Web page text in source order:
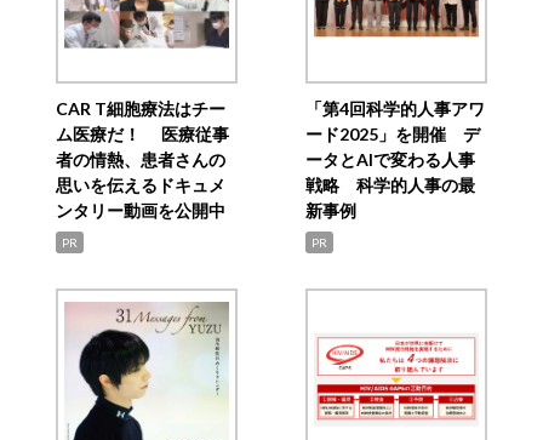
CAR T細胞療法はチー
ム医療だ！ 医療従事
者の情熱、患者さんの
思いを伝えるドキュメ
ンタリー動画を公開中
PR
「第4回科学的人事アワ
ード2025」を開催 デ
ータとAIで変わる人事
戦略 科学的人事の最
新事例
PR